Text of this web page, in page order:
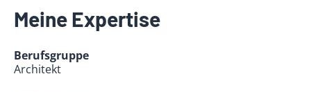
Meine Expertise
Berufsgruppe
Architekt